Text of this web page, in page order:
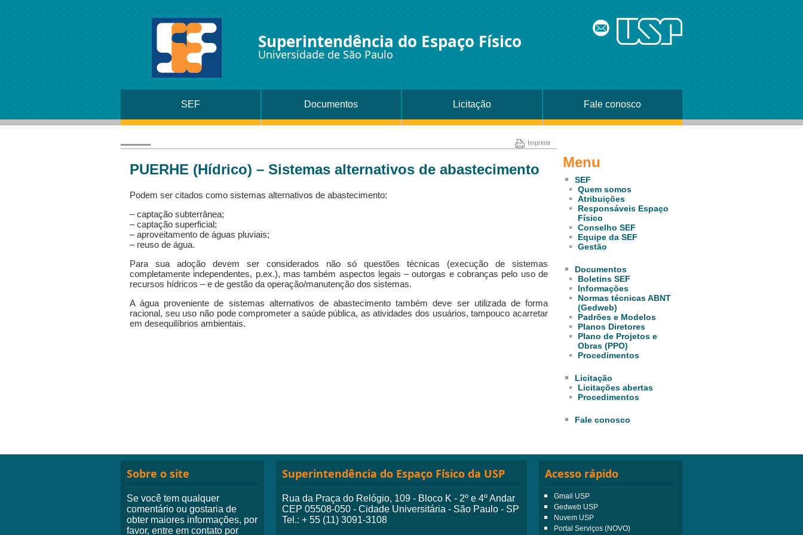
Superintendência do Espaço Físico
Universidade de São Paulo
SEF Documentos Licitação Fale conosco
Imprimir
PUERHE (Hídrico) – Sistemas alternativos de abastecimento
Podem ser citados como sistemas alternativos de abastecimento:
– captação subterrânea;
– captação superficial;
– aproveitamento de águas pluviais;
– reuso de água.
Para sua adoção devem ser considerados não só questões técnicas (execução de sistemas
completamente independentes, p.ex.), mas também aspectos legais – outorgas e cobranças pelo uso de
recursos hídricos – e de gestão da operação/manutenção dos sistemas.
A água proveniente de sistemas alternativos de abastecimento também deve ser utilizada de forma
racional, seu uso não pode comprometer a saúde pública, as atividades dos usuários, tampouco acarretar
em desequilíbrios ambientais.
Menu
SEF
Quem somos
Atribuições
Responsáveis Espaço
Físico
Conselho SEF
Equipe da SEF
Gestão
Documentos
Boletins SEF
Informações
Normas técnicas ABNT
(Gedweb)
Padrões e Modelos
Planos Diretores
Plano de Projetos e
Obras (PPO)
Procedimentos
Licitação
Licitações abertas
Procedimentos
Fale conosco
Sobre o site
Se você tem qualquer
comentário ou gostaria de
obter maiores informações, por
favor, entre em contato por
Superintendência do Espaço Físico da USP
Rua da Praça do Relógio, 109 - Bloco K - 2º e 4º Andar
CEP 05508-050 - Cidade Universitária - São Paulo - SP
Tel.: + 55 (11) 3091-3108
Acesso rápido
Gmail USP
Gedweb USP
Nuvem USP
Portal Serviços (NOVO)